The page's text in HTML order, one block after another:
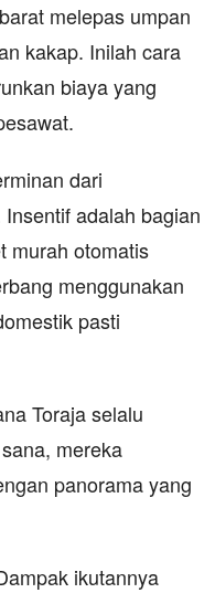
melepas umpan
kakap. Inilah cara
biaya yang
dari
adalah bagian
murah otomatis
menggunakan
pasti
Toraja selalu
mereka
panorama yang
ikutannya